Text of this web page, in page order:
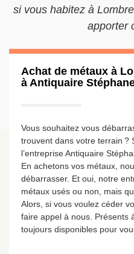
si vous habitez à
apporter
Achat de métaux à
à Antiquaire
Vous souhaitez vous
trouvent dans votre terrain ?
l’entreprise Antiquaire
En achetons vos métaux,
débarrasser. Et oui, notre
métaux usés ou non, mais
Alors, si vous voulez céder
faire appel à nous. Présents
toujours disponibles pour